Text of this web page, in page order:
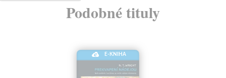
Podobné tituly
E-KNIHA